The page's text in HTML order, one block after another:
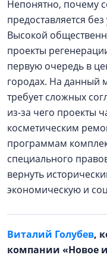
Непонятно, почему
предоставляется
Высокой
проекты
первую очередь в
городах. На данный
требует сложных
из-за чего проекты
косметическим
программам
специального
вернуть
экономическую и
Виталий Голубев,
компании «Новое